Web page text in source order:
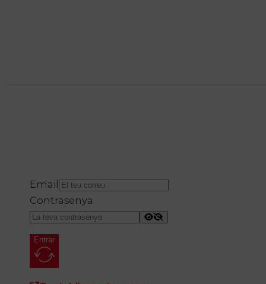
Email
Contrasenya
Entrar